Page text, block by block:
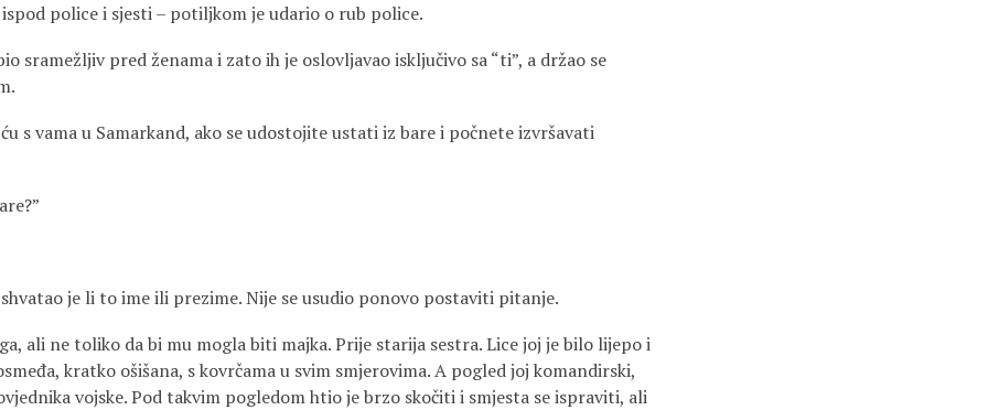
ispod police i sjesti – potiljkom je udario o rub police.
sramežljiv pred ženama i zato ih je oslovljavao isključivo sa “ti”, a držao se
s vama u Samarkand, ako se udostojite ustati iz bare i počnete izvršavati
je li to ime ili prezime. Nije se usudio ponovo postaviti pitanje.
ali ne toliko da bi mu mogla biti majka. Prije starija sestra. Lice joj je bilo lijepo i
kratko ošišana, s kovrčama u svim smjerovima. A pogled joj komandirski,
vojske. Pod takvim pogledom htio je brzo skočiti i smjesta se ispraviti, ali